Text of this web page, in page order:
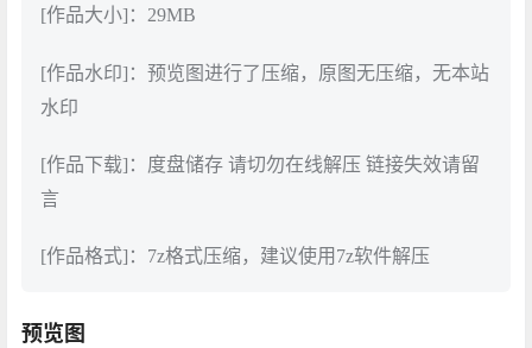
[作品大小]：29MB
[作品水印]：预览图进行了压缩，原图无压缩，无本站
水印
[作品下载]：度盘储存 请切勿在线解压 链接失效请留
言
[作品格式]：7z格式压缩，建议使用7z软件解压
预览图